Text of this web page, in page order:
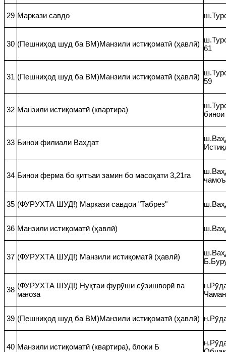
29 Маркази савдо
30 (Пешниҳод шуд ба ВМ)Манзили истиқоматӣ (ҳавлӣ)
61
31 (Пешниҳод шуд ба ВМ)Манзили истиқоматӣ (ҳавлӣ)
59
32 Манзили истиқоматӣ (квартира)
33 Бинои филиали Ваҳдат
34 Бинои ферма бо қитъаи замин бо масоҳати 3,21га
35 (ФУРУХТА ШУД!) Маркази савдои "Табрез"
36 Манзили истиқоматӣ (ҳавлӣ)
37 (ФУРУХТА ШУД!) Манзили истиқоматӣ (ҳавлӣ)
38 (ФУРУХТА ШУД!) Нуқтаи фурӯши сӯзишворӣ ва
мағоза
39 (Пешниҳод шуд ба ВМ)Манзили истиқоматӣ (ҳавлӣ)
40 Манзили истиқоматӣ (квартира), блоки Б